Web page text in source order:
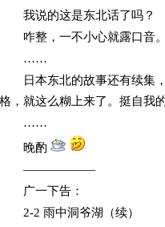
我说的这是东北话了吗？
咋整，一不小心就露口音。
……
日本东北的故事还有续集
格，就这么糊上来了。挺自我
……
晚酌
——————
广一下告：
2-2 雨中洞爷湖（续）